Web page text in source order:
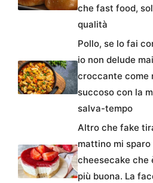
che fast food,
qualità
Pollo, se lo fai
io non delude
croccante come
succoso con la
salva-tempo
Altro che fake
mattino mi sparo
cheesecake che
più buona. La